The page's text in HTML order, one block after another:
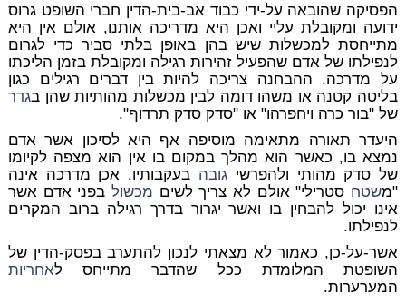
הפסיקה שהובאה על-ידי כבוד אב-בית-הדין חברי השופט גרוס
ידועה ומקובלת עליי ואכן היא מדריכה אותנו, אולם אין היא
מתייחסת למכשלות שיש בהן באופן בלתי סביר כדי לגרום
לנפילתו של אדם שהפעיל זהירות רגילה ומקובלת בזמן הליכתו
על מדרכה. ההבחנה צריכה להיות בין דברים רגילים כגון
בליטה קטנה או משהו דומה לבין מכשלות מהותיות שהן בגדר
של "בור כרה ויחפרהו" או "סדק סדק תרדוף".
היעדר תאורה מתאימה מוסיפה אף היא לסיכון אשר אדם
נמצא בו, כאשר הוא מהלך במקום בו אין הוא מצפה לקיומו
של סדק מהותי ולהפרשי גובה בעקבותיו. אכן מדרכה אינה
"משטח סטרילי" אולם לא צריך לשים מכשול בפני אדם אשר
אינו יכול להבחין בו ואשר יגרור בדרך רגילה ברוב המקרים
לנפילתו.
אשר-על-כן, כאמור לא מצאתי לנכון להתערב בפסק-הדין של
השופטת המלומדת ככל שהדבר מתייחס לאחריות
המערערות.